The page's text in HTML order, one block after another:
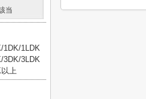
当
1DK/1LDK
3DK/3LDK
上